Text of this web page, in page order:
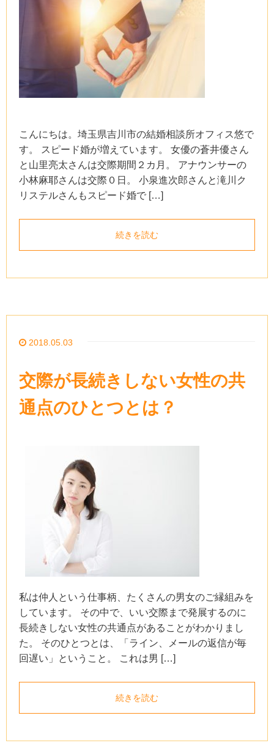
こんにちは。埼玉県吉川市の結婚相談所オフィス悠で
す。 スピード婚が増えています。 女優の蒼井優さん
と山里亮太さんは交際期間２カ月。 アナウンサーの
小林麻耶さんは交際０日。 小泉進次郎さんと滝川ク
リステルさんもスピード婚で […]
続きを読む
2018.05.03
交際が長続きしない女性の共
通点のひとつとは？
私は仲人という仕事柄、たくさんの男女のご縁組みを
しています。 その中で、いい交際まで発展するのに
長続きしない女性の共通点があることがわかりまし
た。 そのひとつとは、「ライン、メールの返信が毎
回遅い」ということ。 これは男 […]
続きを読む